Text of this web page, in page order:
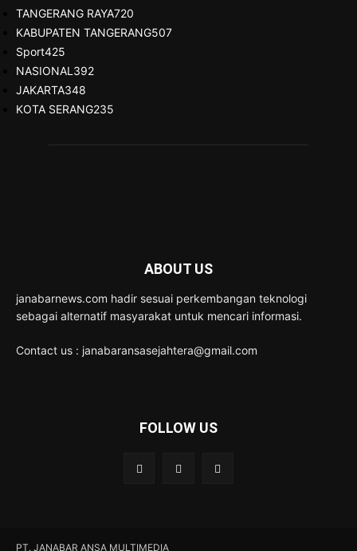
TANGERANG RAYA720
KABUPATEN TANGERANG507
Sport425
NASIONAL 392
JAKARTA348
KOTA SERANG235
ABOUT US
janabarnews.com hadir sesuai perkembangan teknologi
sebagai alternatif masyarakat untuk mencari informasi.
Contact us : janabaransasejahtera@gmail.com
FOLLOW US
PT. JANABAR ANSA MULTIMEDIA